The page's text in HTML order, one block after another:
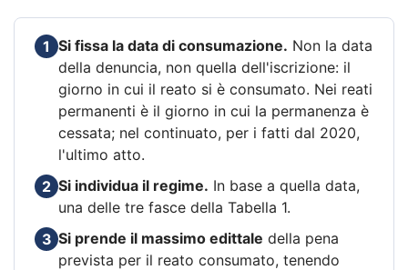
1 Si fissa la data di consumazione. Non la data
della denuncia, non quella dell'iscrizione: il
giorno in cui il reato si è consumato. Nei reati
permanenti è il giorno in cui la permanenza è
cessata; nel continuato, per i fatti dal 2020,
l'ultimo atto.
2 Si individua il regime. In base a quella data,
una delle tre fasce della Tabella 1.
3 Si prende il massimo edittale della pena
prevista per il reato consumato, tenendo